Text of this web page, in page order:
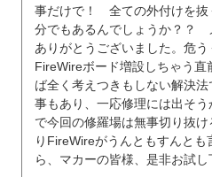
事だけで！ 全ての外付けを抜
分でもあるんでしょうか？？
ありがとうございました。危
FireWireボード増設しちゃう
ば全く考えつきもしない解決
事もあり、一応修理には出そ
で今回の修羅場は無事切り抜
りFireWireがうんともすんと
ら、マカーの皆様、是非お試し